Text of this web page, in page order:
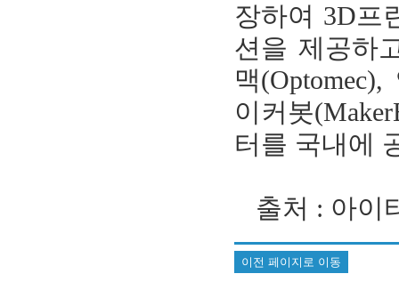
장하여 3D프
션을 제공하
맥
이커봇
터를 국내에
출처 : 아
이전 페이지로 이동